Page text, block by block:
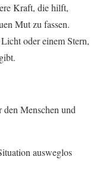
Kraft, die hilft,
Mut zu fassen.
oder einem Stern,
Menschen und
ausweglos